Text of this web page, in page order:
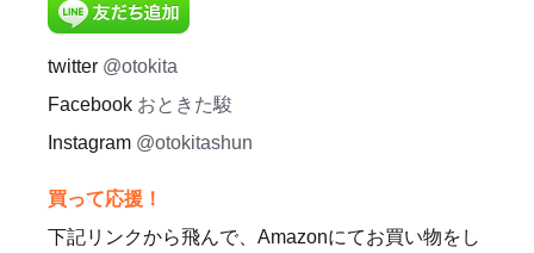
twitter @otokita
Facebook おときた駿
Instagram @otokitashun
買って応援！
下記リンクから飛んで、Amazonにてお買い物をし